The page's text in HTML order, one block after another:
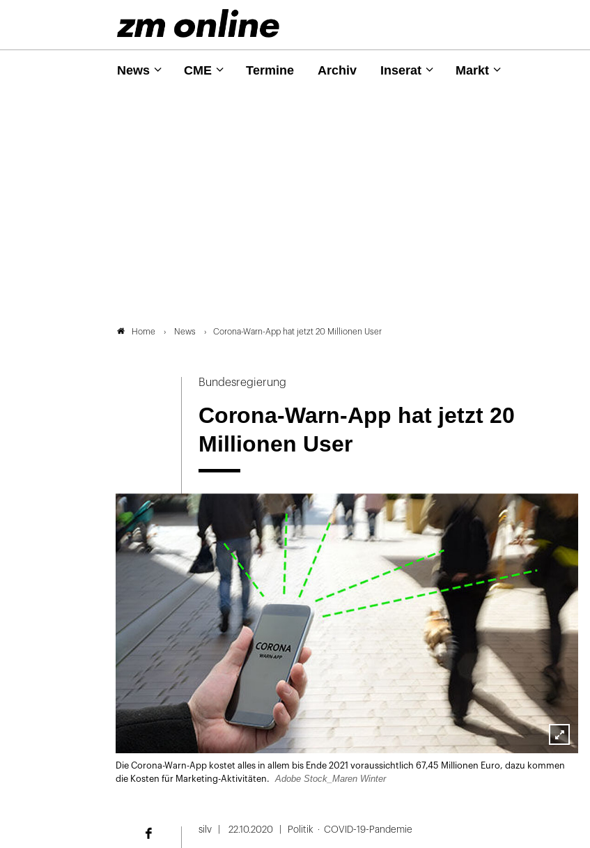
News CME Termine Archiv Inserat Markt
Home News Corona-Warn-App hat jetzt 20 Millionen User
Bundesregierung
Corona-Warn-App hat jetzt 20
Millionen User
Lightbox
öffnen
Die Corona-Warn-App kostet alles in allem bis Ende 2021 voraussichtlich 67,45 Millionen Euro, dazu kommen
die Kosten für Marketing-Aktivitäten.
Adobe Stock_Maren Winter
silv 22.10.2020 Politik COVID-19-Pandemie